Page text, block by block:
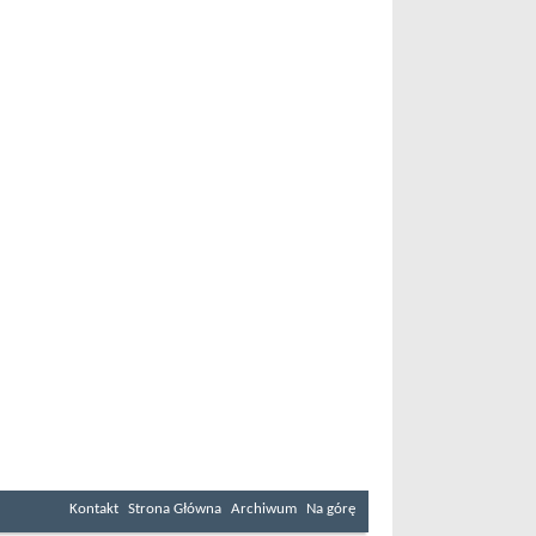
Kontakt Strona Główna Archiwum Na górę